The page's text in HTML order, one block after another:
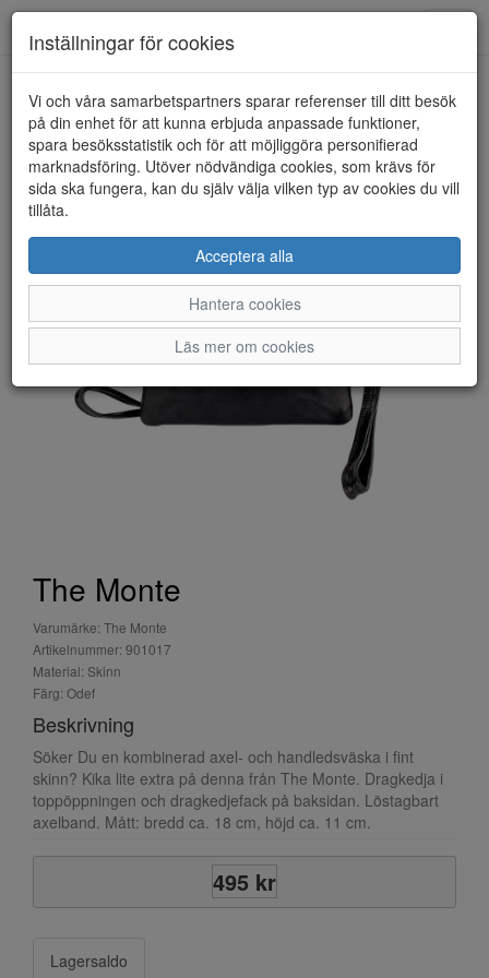
HEM THE MONTE
The Monte
Varumärke: The Monte
Artikelnummer: 901017
Material: Skinn
Färg: Odef
Beskrivning
Söker Du en kombinerad axel- och handledsväska i fint
skinn? Kika lite extra på denna från The Monte. Dragkedja i
toppöppningen och dragkedjefack på baksidan. Löstagbart
axelband. Mått: bredd ca. 18 cm, höjd ca. 11 cm.
495 kr
Lagersaldo
Inställningar för cookies
Vi och våra samarbetspartners sparar referenser till ditt besök
på din enhet för att kunna erbjuda anpassade funktioner,
spara besöksstatistik och för att möjliggöra personifierad
marknadsföring. Utöver nödvändiga cookies, som krävs för
sida ska fungera, kan du själv välja vilken typ av cookies du vill
tillåta.
Acceptera alla
Hantera cookies
Läs mer om cookies